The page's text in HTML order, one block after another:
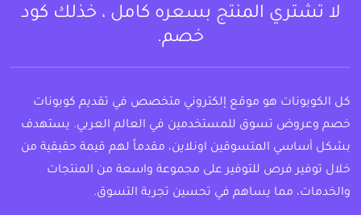
لا تشتري المنتج بسعره كامل ، خذلك كود
خصم.
كل الكوبونات هو موقع إلكتروني متخصص في تقديم كوبونات
خصم وعروض تسوق للمستخدمين في العالم العربي. يستهدف
بشكل أساسي المتسوقين اونلاين، مقدماً لهم قيمة حقيقية من
خلال توفير فرص للتوفير على مجموعة واسعة من المنتجات
والخدمات، مما يساهم في تحسين تجربة التسوق.